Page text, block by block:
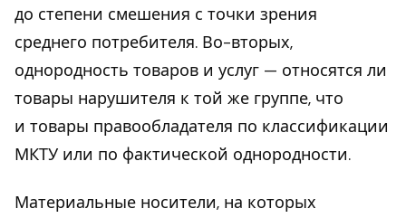
до степени смешения с точки зрения
среднего потребителя. Во-вторых,
однородность товаров и услуг — относятся ли
товары нарушителя к той же группе, что
и товары правообладателя по классификации
МКТУ или по фактической однородности.
Материальные носители, на которых